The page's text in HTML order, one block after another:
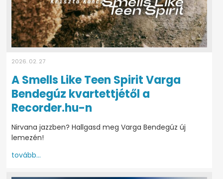
2026. 02. 27
A Smells Like Teen Spirit Varga
Bendegúz kvartettjétől a
Recorder.hu-n
Nirvana jazzben? Hallgasd meg Varga Bendegúz új
lemezén!
tovább...